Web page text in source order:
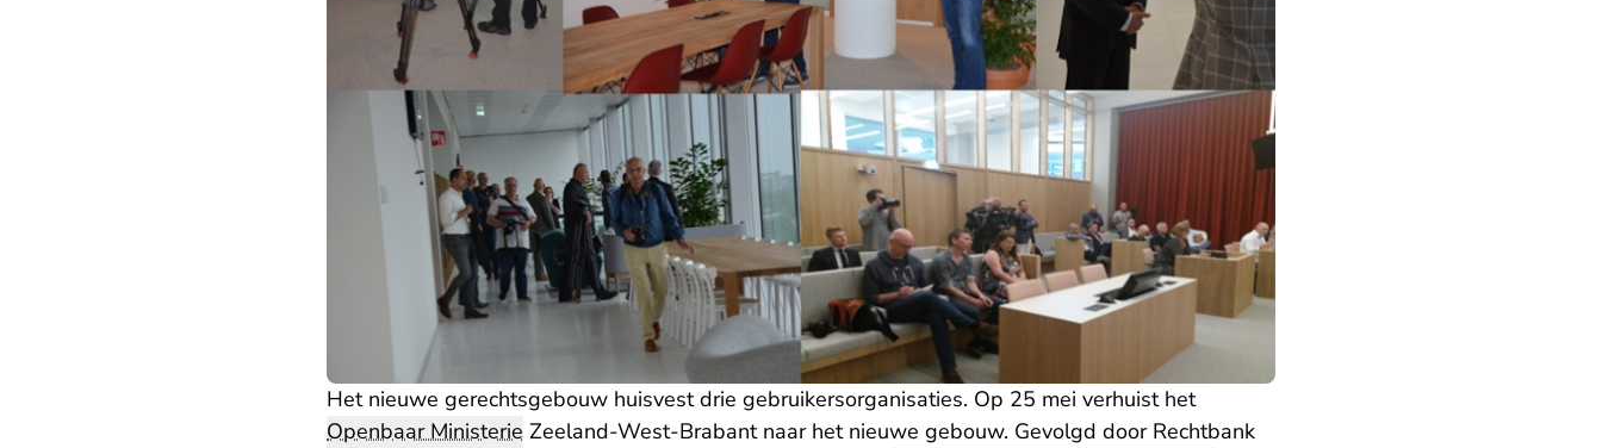
Het nieuwe gerechtsgebouw huisvest drie gebruikersorganisaties. Op 25 mei verhuist het
Openbaar Ministerie Zeeland-West-Brabant naar het nieuwe gebouw. Gevolgd door Rechtbank